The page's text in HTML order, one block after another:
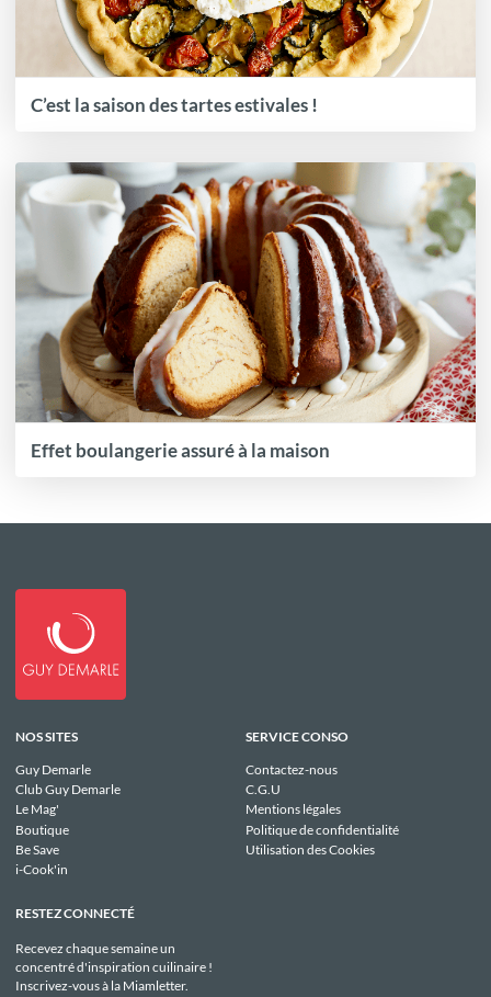
C’est la saison des tartes estivales !
Effet boulangerie assuré à la maison
NOS SITES
Guy Demarle
Club Guy Demarle
Le Mag'
Boutique
Be Save
i-Cook'in
SERVICE CONSO
Contactez-nous
C.G.U
Mentions légales
Politique de confidentialité
Utilisation des Cookies
RESTEZ CONNECTÉ
Recevez chaque semaine un
concentré d'inspiration cuilinaire !
Inscrivez-vous à la Miamletter.